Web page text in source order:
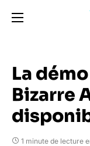
La
Bizarre
1 minute de lecture